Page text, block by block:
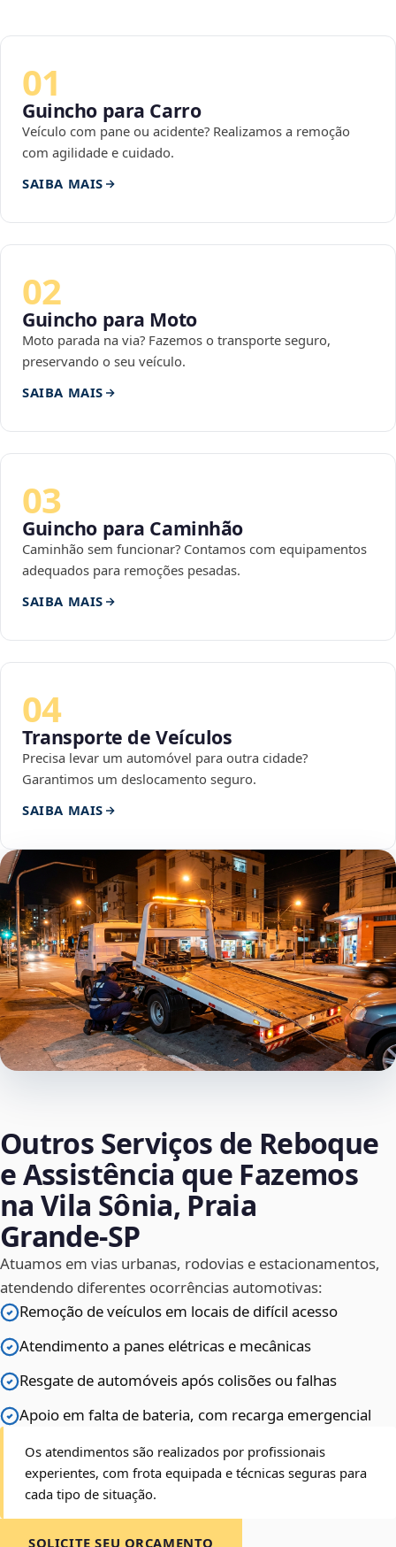
01
Guincho para Carro
Veículo com pane ou acidente? Realizamos a remoção
com agilidade e cuidado.
SAIBA MAIS
02
Guincho para Moto
Moto parada na via? Fazemos o transporte seguro,
preservando o seu veículo.
SAIBA MAIS
03
Guincho para Caminhão
Caminhão sem funcionar? Contamos com equipamentos
adequados para remoções pesadas.
SAIBA MAIS
04
Transporte de Veículos
Precisa levar um automóvel para outra cidade?
Garantimos um deslocamento seguro.
SAIBA MAIS
Outros Serviços de Reboque
e Assistência que Fazemos
na Vila Sônia, Praia
Grande‑SP
Atuamos em vias urbanas, rodovias e estacionamentos,
atendendo diferentes ocorrências automotivas:
Remoção de veículos em locais de difícil acesso
Atendimento a panes elétricas e mecânicas
Resgate de automóveis após colisões ou falhas
Apoio em falta de bateria, com recarga emergencial
Os atendimentos são realizados por profissionais
experientes, com frota equipada e técnicas seguras para
cada tipo de situação.
SOLICITE SEU ORÇAMENTO